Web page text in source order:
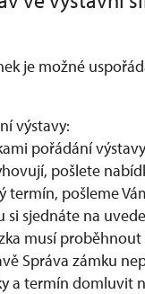
je možné
výstavy:
pořádání
pošlete
pošleme
si sjednáte na
musí
Správa zámku
a termín domluvit